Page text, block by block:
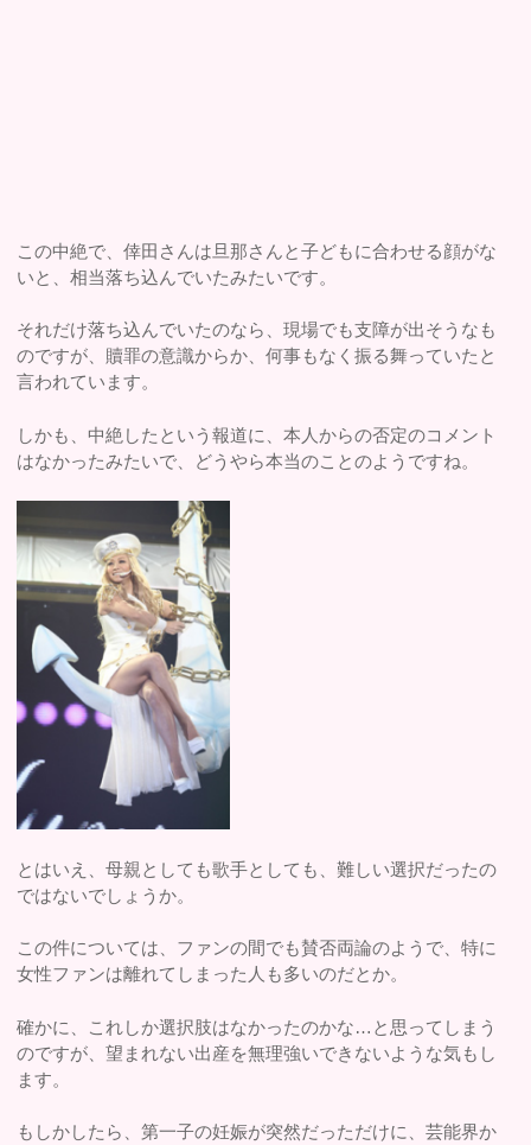
この中絶で、倖田さんは旦那さんと子どもに合わせる顔がな
いと、相当落ち込んでいたみたいです。
それだけ落ち込んでいたのなら、現場でも支障が出そうなも
のですが、贖罪の意識からか、何事もなく振る舞っていたと
言われています。
しかも、中絶したという報道に、本人からの否定のコメント
はなかったみたいで、どうやら本当のことのようですね。
とはいえ、母親としても歌手としても、難しい選択だったの
ではないでしょうか。
この件については、ファンの間でも賛否両論のようで、特に
女性ファンは離れてしまった人も多いのだとか。
確かに、これしか選択肢はなかったのかな…と思ってしまう
のですが、望まれない出産を無理強いできないような気もし
ます。
もしかしたら、第一子の妊娠が突然だっただけに、芸能界か